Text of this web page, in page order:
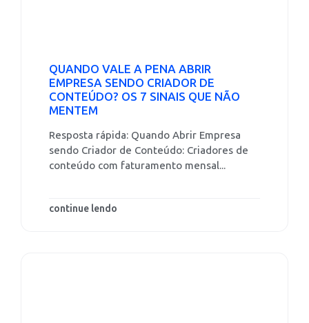
QUANDO VALE A PENA ABRIR
EMPRESA SENDO CRIADOR DE
CONTEÚDO? OS 7 SINAIS QUE NÃO
MENTEM
Resposta rápida: Quando Abrir Empresa
sendo Criador de Conteúdo: Criadores de
conteúdo com faturamento mensal...
continue lendo